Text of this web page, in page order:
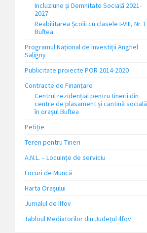
Incluziune și Demnitate Socială 2021-
2027
Reabilitarea Școlii cu clasele I-VIII, Nr. 1
Buftea
Programul Național de Investiții Anghel
Saligny
Publicitate proiecte POR 2014-2020
Contracte de Finanțare
Centrul rezidențial pentru tinerii din
centre de plasament și cantină socială
în orașul Buftea
Petiție
Teren pentru Tineri
A.N.L. – Locuinţe de serviciu
Locuri de Muncă
Harta Orașului
Jurnalul de Ilfov
Tabloul Mediatorilor din Județul Ilfov